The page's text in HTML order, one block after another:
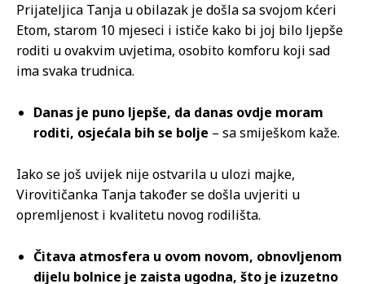
Prijateljica Tanja u obilazak je došla sa svojom kćeri
Etom, starom 10 mjeseci i ističe kako bi joj bilo ljepše
roditi u ovakvim uvjetima, osobito komforu koji sad
ima svaka trudnica.
Danas je puno ljepše, da danas ovdje moram
roditi, osjećala bih se bolje – sa smiješkom kaže.
Iako se još uvijek nije ostvarila u ulozi majke,
Virovitičanka Tanja također se došla uvjeriti u
opremljenost i kvalitetu novog rodilišta.
Čitava atmosfera u ovom novom, obnovljenom
dijelu bolnice je zaista ugodna, što je izuzetno